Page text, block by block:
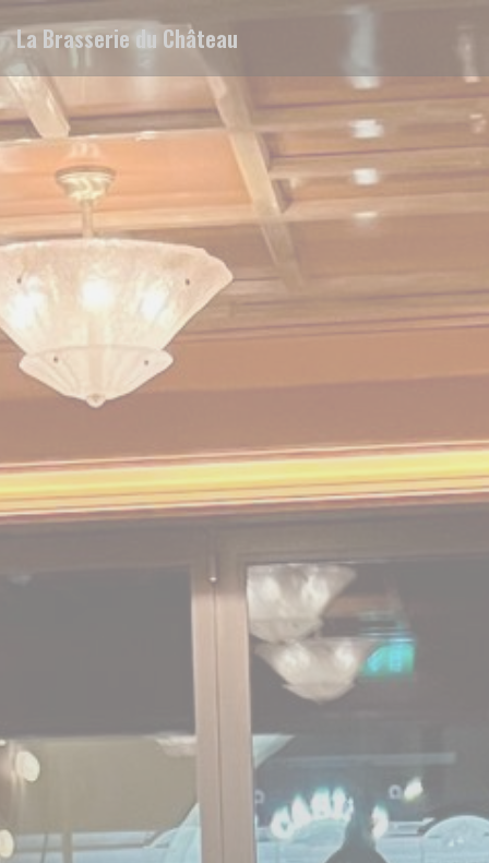
Personnalisation de vos choix en matière de cookies
La Brasserie du Château